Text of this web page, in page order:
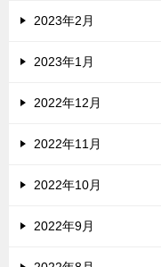
2023年2月
2023年1月
2022年12月
2022年11月
2022年10月
2022年9月